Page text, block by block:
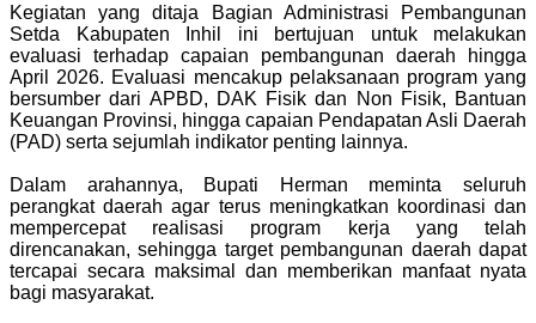
Kegiatan yang ditaja Bagian Administrasi Pembangunan
Setda Kabupaten Inhil ini bertujuan untuk melakukan
evaluasi terhadap capaian pembangunan daerah hingga
April 2026. Evaluasi mencakup pelaksanaan program yang
bersumber dari APBD, DAK Fisik dan Non Fisik, Bantuan
Keuangan Provinsi, hingga capaian Pendapatan Asli Daerah
(PAD) serta sejumlah indikator penting lainnya.
Dalam arahannya, Bupati Herman meminta seluruh
perangkat daerah agar terus meningkatkan koordinasi dan
mempercepat realisasi program kerja yang telah
direncanakan, sehingga target pembangunan daerah dapat
tercapai secara maksimal dan memberikan manfaat nyata
bagi masyarakat.